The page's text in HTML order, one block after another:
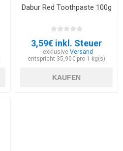
Dabur Red Toothpaste 100g
3,59€ inkl. Steuer
exklusive Versand
entspricht 35,90€ pro 1 kg(s)
KAUFEN